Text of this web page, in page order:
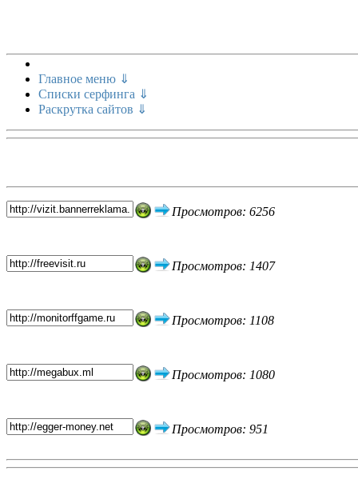
Главное меню ⇓
Списки серфинга ⇓
Раскрутка сайтов ⇓
Просмотров: 6256
Просмотров: 1407
Просмотров: 1108
Просмотров: 1080
Просмотров: 951